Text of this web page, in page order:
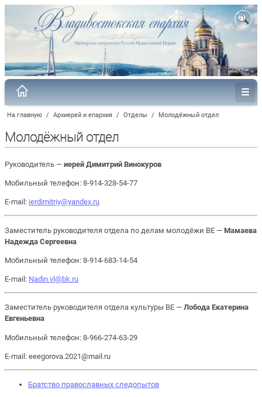
На главную / Архиерей и епархия / Отделы / Молодёжный отдел
Молодёжный отдел
Руководитель — иерей Димитрий Винокуров
Мобильный телефон: 8-914-328-54-77
E-mail: ierdimitriy@yandex.ru
Заместитель руководителя отдела по делам молодёжи ВЕ — Мамаева
Надежда Сергеевна
Мобильный телефон: 8-914-683-14-54
E-mail: Nadin.vl@bk.ru
Заместитель руководителя отдела культуры ВЕ — Лобода Екатерина
Евгеньевна
Мобильный телефон: 8-966-274-63-29
E-mail: eeegorova.2021@mail.ru
Братство православных следопытов